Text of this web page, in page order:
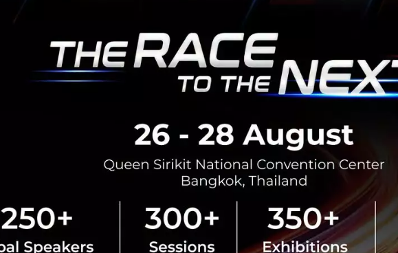
คุณอรรณพ สุวัฒนพิเศษ (Annop Suwattanapisat) เป็นที่ปรึกษาให้กับองค์กรข
BentoWeb และ WeLoveTopUp นอกจากนี้ยังมีความเชี่ยวชาญในเรื่องการพัฒนา
CMS ท้ัง Drupal, Wordpress และ Joomla